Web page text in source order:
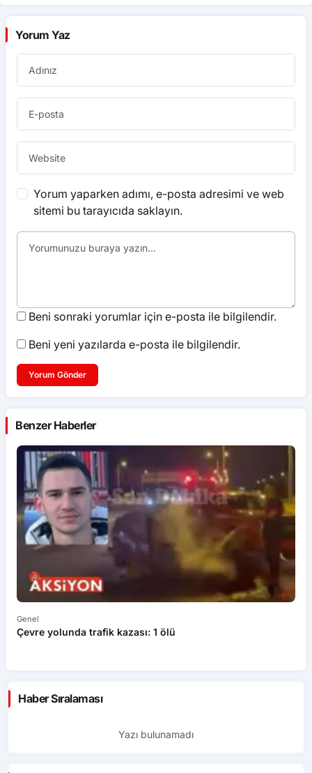
Yorum Yaz
Yorum yaparken adımı, e-posta adresimi ve web
sitemi bu tarayıcıda saklayın.
Beni sonraki yorumlar için e-posta ile bilgilendir.
Beni yeni yazılarda e-posta ile bilgilendir.
Yorum Gönder
Benzer Haberler
Genel
Çevre yolunda trafik kazası: 1 ölü
Haber Sıralaması
Yazı bulunamadı